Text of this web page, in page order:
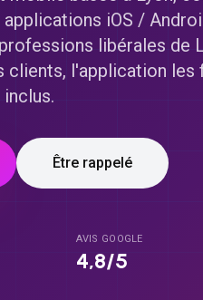
iOS /
libérales de
clients, l'application
Être rappelé
AVIS GOOGLE
4,8/5